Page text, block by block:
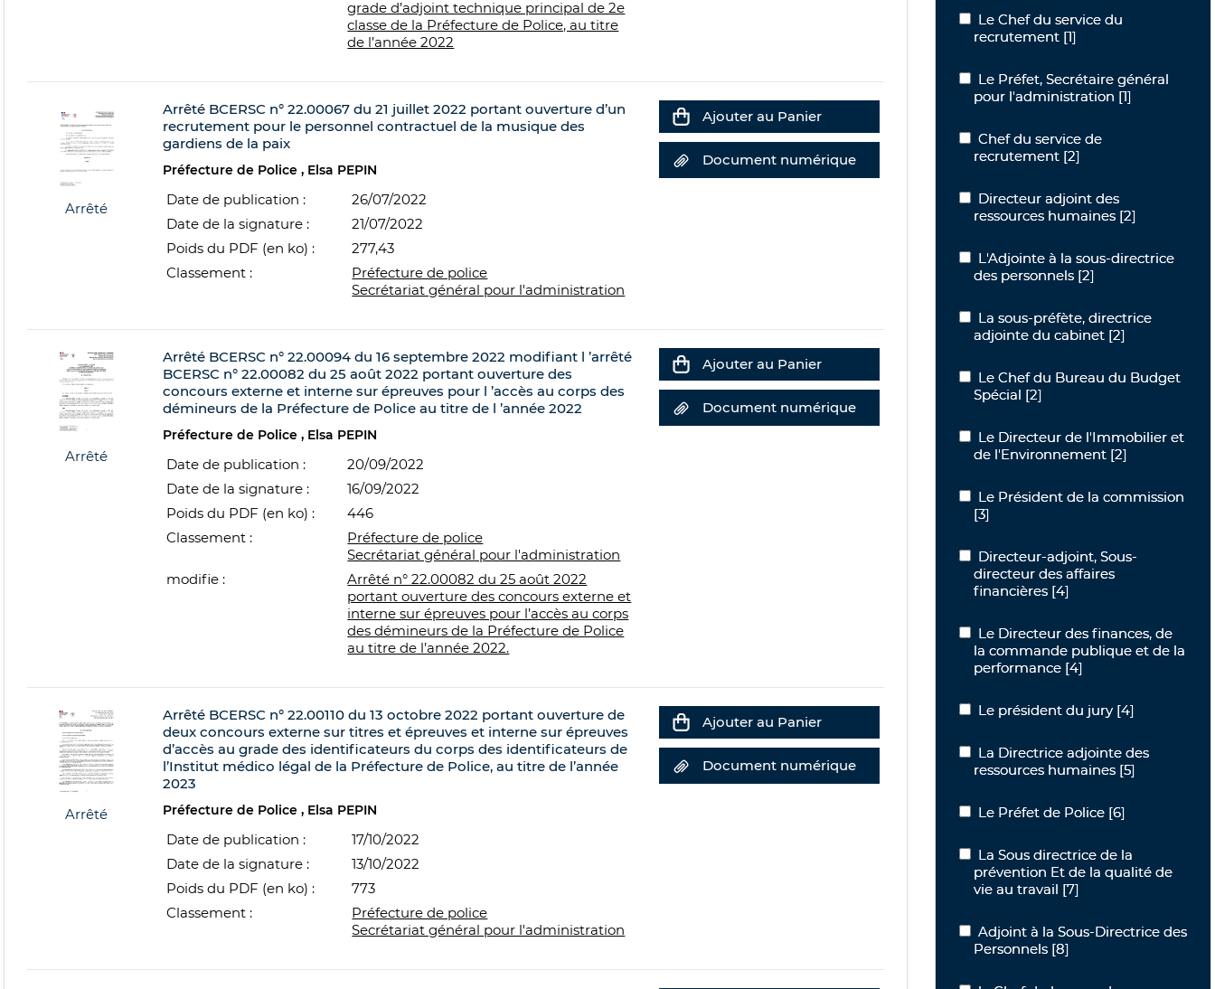
grade d’adjoint technique principal de 2e
classe de la Préfecture de Police, au titre
de l’année 2022
Arrêté
Arrêté BCERSC n° 22.00067 du 21 juillet 2022 portant ouverture d’un
recrutement pour le personnel contractuel de la musique des
gardiens de la paix
Préfecture de Police Elsa PEPIN
Date de publication :
26/07/2022
Date de la signature :
21/07/2022
Poids du PDF (en ko) :
277,43
Classement :
Préfecture de police
Secrétariat général pour l'administration
Ajouter au Panier
Document numérique
Arrêté
Arrêté BCERSC n° 22.00094 du 16 septembre 2022 modifiant l ’arrêté
BCERSC n° 22.00082 du 25 août 2022 portant ouverture des
concours externe et interne sur épreuves pour l ’accès au corps des
démineurs de la Préfecture de Police au titre de l ’année 2022
Préfecture de Police Elsa PEPIN
Date de publication :
20/09/2022
Date de la signature :
16/09/2022
Poids du PDF (en ko) :
446
Classement :
Préfecture de police
Secrétariat général pour l'administration
modifie :
Arrêté n° 22.00082 du 25 août 2022
portant ouverture des concours externe et
interne sur épreuves pour l’accès au corps
des démineurs de la Préfecture de Police
au titre de l’année 2022.
Ajouter au Panier
Document numérique
Arrêté
Arrêté BCERSC n° 22.00110 du 13 octobre 2022 portant ouverture de
deux concours externe sur titres et épreuves et interne sur épreuves
d’accès au grade des identificateurs du corps des identificateurs de
l’Institut médico légal de la Préfecture de Police, au titre de l’année
2023
Préfecture de Police Elsa PEPIN
Date de publication :
17/10/2022
Date de la signature :
13/10/2022
Poids du PDF (en ko) :
773
Classement :
Préfecture de police
Secrétariat général pour l'administration
Ajouter au Panier
Document numérique
Le Chef du service du recrutement
Le Chef du service du
recrutement [1]
Le Préfet, Secrétaire général pour
Le Préfet, Secrétaire général
pour l'administration [1]
Chef du service de recrutement
Chef du service de
recrutement [2]
Directeur adjoint des ressources
Directeur adjoint des
ressources humaines [2]
L'Adjointe à la sous-directrice des
L'Adjointe à la sous-directrice
des personnels [2]
La sous-préfète, directrice adjointe
La sous-préfète, directrice
adjointe du cabinet [2]
Le Chef du Bureau du Budget Spécial
Le Chef du Bureau du Budget
Spécial [2]
Le Directeur de l'Immobilier et de
Le Directeur de l'Immobilier et
de l'Environnement [2]
Le Président de la commission
Le Président de la commission
[3]
Directeur-adjoint, Sous-directeur des
Directeur-adjoint, Sous-
directeur des affaires
financières [4]
Le Directeur des finances, de la
Le Directeur des finances, de
la commande publique et de la
performance [4]
Le président du jury
Le président du jury [4]
La Directrice adjointe des ressources
La Directrice adjointe des
ressources humaines [5]
Le Préfet de Police
Le Préfet de Police [6]
La Sous directrice de la prévention
La Sous directrice de la
prévention Et de la qualité de
vie au travail [7]
Adjoint à la Sous-Directrice des
Adjoint à la Sous-Directrice des
Personnels [8]